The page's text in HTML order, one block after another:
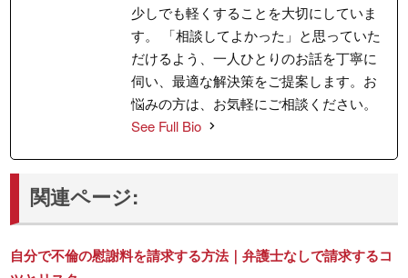
少しでも軽くすることを大切にしていま
す。 「相談してよかった」と思っていた
だけるよう、一人ひとりのお話を丁寧に
伺い、最適な解決策をご提案します。お
悩みの方は、お気軽にご相談ください。
See Full Bio
関連ページ:
自分で不倫の慰謝料を請求する方法｜弁護士なしで請求するコ